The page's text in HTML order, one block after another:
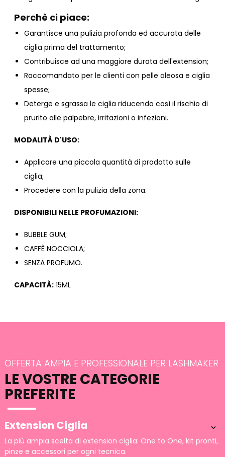
Perchè ci piace:
Garantisce una pulizia profonda ed accurata delle
ciglia prima del trattamento;
Contribuisce ad una maggiore durata dell'extension;
Raccomandato per le clienti con pelle oleosa e ciglia
spesse;
Deterge e sgrassa le ciglia riducendo così il rischio di
prurito alle palpebre, irritazioni o infezioni.
MODALITÀ D'USO:
Applicare una piccola quantità di prodotto sulle
ciglia;
Procedere con la pulizia della zona.
DISPONIBILI NELLE PROFUMAZIONI:
BUBBLE GUM;
CAFFÈ NOCCIOLA;
SENZA PROFUMO.
CAPACITÀ: 15ML
OFFERTA AMPIA E PROFESSIONALE PER LASHMAKER
LE VOSTRE CATEGORIE
PREFERITE
Extension Ciglia 
La più ampia scelta di extension ciglia: One to One, kit pronti,
pinze e accessori per ogni tecnica.